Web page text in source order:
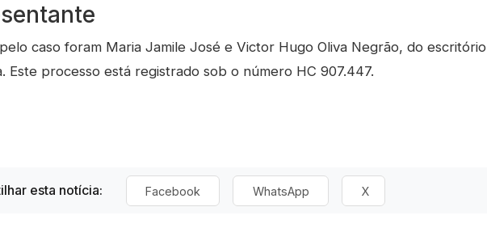
caso foram Maria Jamile José e Victor Hugo Oliva Negrão, do escritório
Este processo está registrado sob o número HC 907.447.
esta notícia: Facebook WhatsApp X